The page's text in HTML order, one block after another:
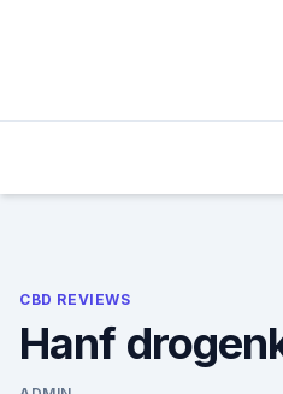
CBD REVIEWS
Hanf